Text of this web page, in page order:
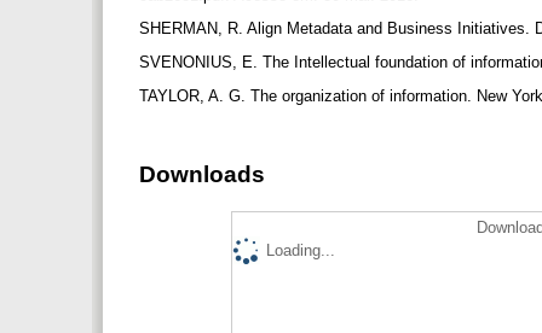
SHERMAN, R. Align Metadata and Business
SVENONIUS, E. The Intellectual foundation of
TAYLOR, A. G. The organization of information. New
Downloads
Loading...